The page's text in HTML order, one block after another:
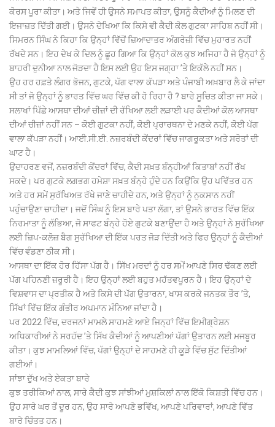
ਕੋਰਸ ਪੂਰਾ ਕੀਤਾ। ਅਤੇ ਜਿਵੇਂ ਹੀ ਉਸਨੇ ਸਮਾਪਤ ਕੀਤਾ, ਉਸਨੂੰ ਕੈਦੀਆਂ ਨੂੰ ਮਿਲਣ ਦੀ
ਇਜਾਜ਼ਤ ਦਿੱਤੀ ਗਈ। ਉਸਨੇ ਦੇਖਿਆ ਕਿ ਕਿਸੇ ਵੀ ਕੈਦੀ ਕੋਲ ਗੁਟਕਾ ਸਾਹਿਬ ਨਹੀਂ ਸੀ।
ਸਿਮਰਨ ਸਿੰਘ ਨੇ ਕਿਹਾ ਕਿ ਉਨ੍ਹਾਂ ਵਿੱਚੋਂ ਜ਼ਿਆਦਾਤਰ ਅੰਗਰੇਜ਼ੀ ਵਿੱਚ ਮੁਹਾਰਤ ਨਹੀਂ
ਰੱਖਦੇ ਸਨ। ਇਹ ਦੇਖ ਕੇ ਦਿਲ ਨੂੰ ਛੂਹ ਗਿਆ ਕਿ ਉਨ੍ਹਾਂ ਕੋਲ ਕੁਝ ਅਜਿਹਾ ਹੈ ਜੋ ਉਨ੍ਹਾਂ ਨੂੰ
ਬਾਹਰੀ ਦੁਨੀਆ ਨਾਲ ਜੋੜਦਾ ਹੈ ਇਸ ਲਈ ਉਹ ਇਸ ਜਗ੍ਹਾ ’ਤੇ ਇਕੱਲੇ ਨਹੀਂ ਸਨ।
ਉਹ ਹਰ ਹਫ਼ਤੇ ਲੰਗਰ ਭੋਜਨ, ਗੁਟਕੇ, ਪੱਗ ਵਾਲਾ ਕੱਪੜਾ ਅਤੇ ਪੰਜਾਬੀ ਅਖ਼ਬਾਰ ਲੈ ਕੇ ਜਾਂਦਾ
ਸੀ ਤਾਂ ਜੋ ਉਨ੍ਹਾਂ ਨੂੰ ਭਾਰਤ ਵਿੱਚ ਘਰ ਵਿੱਚ ਕੀ ਹੋ ਰਿਹਾ ਹੈ ? ਬਾਰੇ ਸੂਚਿਤ ਕੀਤਾ ਜਾ ਸਕੇ।
ਸਲਾਖਾਂ ਪਿੱਛੇ ਆਸਥਾ ਦੀਆਂ ਚੀਜ਼ਾਂ ਦੀ ਰੱਖਿਆ ਲਈ ਲੜਾਈ ਪਰ ਕੈਦੀਆਂ ਕੋਲ ਆਸਥਾ
ਦੀਆਂ ਚੀਜ਼ਾਂ ਨਹੀਂ ਸਨ – ਕੋਈ ਗੁਟਕਾ ਨਹੀਂ, ਕੋਈ ਪ੍ਰਾਰਥਨਾ ਦੇ ਮਣਕੇ ਨਹੀਂ, ਕੋਈ ਪੱਗ
ਵਾਲਾ ਕੱਪੜਾ ਨਹੀਂ। ਆਈ.ਸੀ.ਈ. ਨਜ਼ਰਬੰਦੀ ਕੇਂਦਰਾਂ ਵਿੱਚ ਜਾਗਰੂਕਤਾ ਅਤੇ ਸਰੋਤਾਂ ਦੀ
ਘਾਟ ਹੈ।
ਉਦਾਹਰਣ ਵਜੋਂ, ਨਜ਼ਰਬੰਦੀ ਕੇਂਦਰਾਂ ਵਿੱਚ, ਕੈਦੀ ਸਖ਼ਤ ਬੰਨ੍ਹੀਆਂ ਕਿਤਾਬਾਂ ਨਹੀਂ ਰੱਖ
ਸਕਦੇ। ਪਰ ਗੁਟਕੇ ਲਗਭਗ ਹਮੇਸ਼ਾ ਸਖ਼ਤ ਬੰਨ੍ਹੇ ਹੁੰਦੇ ਹਨ ਕਿਉਂਕਿ ਉਹ ਪਵਿੱਤਰ ਹਨ
ਅਤੇ ਹਰ ਸਮੇਂ ਸੁਰੱਖਿਅਤ ਰੱਖੇ ਜਾਣੇ ਚਾਹੀਦੇ ਹਨ, ਅਤੇ ਉਨ੍ਹਾਂ ਨੂੰ ਨੁਕਸਾਨ ਨਹੀਂ
ਪਹੁੰਚਾਉਣਾ ਚਾਹੀਦਾ। ਜਦੋਂ ਸਿੰਘ ਨੂੰ ਇਸ ਬਾਰੇ ਪਤਾ ਲੱਗਾ, ਤਾਂ ਉਸਨੇ ਭਾਰਤ ਵਿੱਚ ਇੱਕ
ਨਿਰਮਾਤਾ ਨੂੰ ਲੱਭਿਆ, ਜੋ ਸਾਫਟ ਬੰਨ੍ਹੇ ਹੋਏ ਗੁਟਕੇ ਬਣਾਉਂਦਾ ਹੈ ਅਤੇ ਉਨ੍ਹਾਂ ਨੇ ਸੁਰੱਖਿਆ
ਲਈ ਜ਼ਿਪ-ਕਲੋਜ਼ ਬੈਗ ਸੁਰੱਖਿਆ ਦੀ ਇੱਕ ਪਰਤ ਜੋੜ ਦਿੱਤੀ ਅਤੇ ਫਿਰ ਉਨ੍ਹਾਂ ਨੂੰ ਕੈਦੀਆਂ
ਵਿੱਚ ਵੰਡਣਾ ਠੀਕ ਸੀ।
ਆਸਥਾ ਦਾ ਇੱਕ ਹੋਰ ਹਿੱਸਾ ਪੱਗ ਹੈ। ਸਿੱਖ ਮਰਦਾਂ ਨੂੰ ਹਰ ਸਮੇਂ ਆਪਣੇ ਸਿਰ ਢੱਕਣ ਲਈ
ਪੱਗ ਪਹਿਨਣੀ ਜ਼ਰੂਰੀ ਹੈ। ਇਹ ਉਨ੍ਹਾਂ ਲਈ ਬਹੁਤ ਮਹੱਤਵਪੂਰਨ ਹੈ। ਇਹ ਉਨ੍ਹਾਂ ਦੇ
ਵਿਸ਼ਵਾਸ ਦਾ ਪ੍ਰਤੀਕ ਹੈ ਅਤੇ ਕਿਸੇ ਦੀ ਪੱਗ ਉਤਾਰਨਾ, ਖਾਸ ਕਰਕੇ ਜਨਤਕ ਤੌਰ ’ਤੇ,
ਸਿੱਖਾਂ ਵਿੱਚ ਇੱਕ ਗੰਭੀਰ ਅਪਮਾਨ ਮੰਨਿਆ ਜਾਂਦਾ ਹੈ।
ਪਰ 2022 ਵਿੱਚ, ਦਰਜਨਾਂ ਮਾਮਲੇ ਸਾਹਮਣੇ ਆਏ ਜਿਨ੍ਹਾਂ ਵਿੱਚ ਇਮੀਗ੍ਰੇਸ਼ਨ
ਅਧਿਕਾਰੀਆਂ ਨੇ ਸਰਹੱਦ ’ਤੇ ਸਿੱਖ ਕੈਦੀਆਂ ਨੂੰ ਆਪਣੀਆਂ ਪੱਗਾਂ ਉਤਾਰਨ ਲਈ ਮਜਬੂਰ
ਕੀਤਾ। ਕੁਝ ਮਾਮਲਿਆਂ ਵਿੱਚ, ਪੱਗਾਂ ਉਨ੍ਹਾਂ ਦੇ ਸਾਹਮਣੇ ਹੀ ਕੂੜੇ ਵਿੱਚ ਸੁੱਟ ਦਿੱਤੀਆਂ
ਗਈਆਂ।
ਸਾਂਝਾ ਦੁੱਖ ਅਤੇ ਏਕਤਾ ਬਾਰੇ
ਕੁਝ ਤਰੀਕਿਆਂ ਨਾਲ, ਸਾਰੇ ਕੈਦੀ ਕੁਝ ਸਾਂਝੀਆਂ ਮੁਸ਼ਕਿਲਾਂ ਨਾਲ ਇੱਕੋ ਕਿਸ਼ਤੀ ਵਿੱਚ ਹਨ।
ਉਹ ਸਾਰੇ ਘਰ ਤੋਂ ਦੂਰ ਹਨ, ਉਹ ਸਾਰੇ ਆਪਣੇ ਭਵਿੱਖ, ਆਪਣੇ ਪਰਿਵਾਰਾਂ, ਆਪਣੇ ਵਿੱਤ
ਬਾਰੇ ਚਿੰਤਤ ਹਨ।